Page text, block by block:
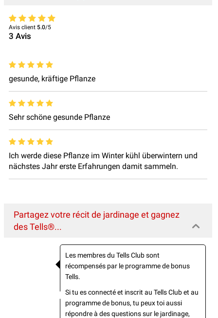
Avis client 5.0/5
3 Avis
gesunde, kräftige Pflanze
Sehr schöne gesunde Pflanze
Ich werde diese Pflanze im Winter kühl überwintern und
nächstes Jahr erste Erfahrungen damit sammeln.
Partagez votre récit de jardinage et gagnez
des Tells®...
Les membres du Tells Club sont
récompensés par le programme de bonus
Tells.
Si tu es connecté et inscrit au Tells Club et au
programme de bonus, tu peux toi aussi
répondre à des questions sur le jardinage,